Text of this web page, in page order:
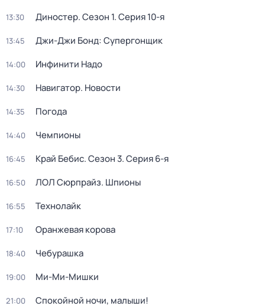
13:30 Диностер. Сезон 1. Серия 10-я
13:45 Джи-Джи Бонд: Супергонщик
14:00 Инфинити Надо
14:30 Навигатор. Новости
14:35 Погода
14:40 Чемпионы
16:45 Край Бебис. Сезон 3. Серия 6-я
16:50 ЛОЛ Сюрпрайз. Шпионы
16:55 Технолайк
17:10 Оранжевая корова
18:40 Чебурашка
19:00 Ми-Ми-Мишки
21:00 Спокойной ночи, малыши!